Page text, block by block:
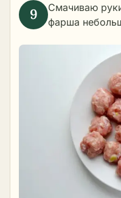
Смачиваю
фарша